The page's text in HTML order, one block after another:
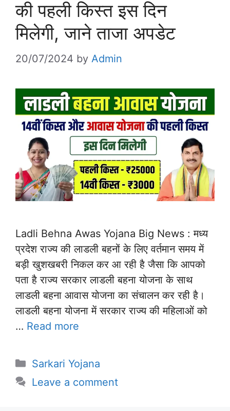
की पहली किस्त इस दिन
मिलेगी, जाने ताजा अपडेट
20/07/2024 by Admin
Ladli Behna Awas Yojana Big News : मध्य
प्रदेश राज्य की लाडली बहनों के लिए वर्तमान समय में
बड़ी खुशखबरी निकल कर आ रही है जैसा कि आपको
पता है राज्य सरकार लाडली बहना योजना के साथ
लाडली बहना आवास योजना का संचालन कर रही है।
लाडली बहना योजना में सरकार राज्य की महिलाओं को
… Read more
Categories
Sarkari Yojana
Leave a comment